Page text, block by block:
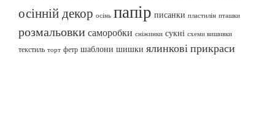
осінній декор осінь папір писанки пластилін пташки
розмальовки саморобки сніжинки сукні схеми вишивки
текстиль торт фетр шаблони шишки ялинкові прикраси